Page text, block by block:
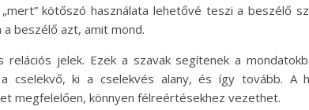
kötőszó használata lehetővé teszi a beszélő
beszélő azt, amit mond.
relációs jelek. Ezek a szavak segítenek a
cselekvő, ki a cselekvés alany, és így tovább. A
megfelelően, könnyen félreértésekhez vezethet.